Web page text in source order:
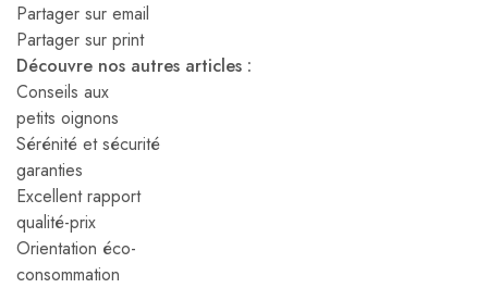
Partager sur email
Partager sur print
Découvre nos autres articles :
Conseils aux
petits oignons
Sérénité et sécurité
garanties
Excellent rapport
qualité-prix
Orientation éco-
consommation